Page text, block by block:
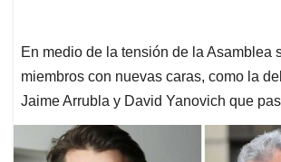
En medio de la tensión de la Asamblea
miembros con nuevas caras, como la
Jaime Arrubla y David Yanovich que